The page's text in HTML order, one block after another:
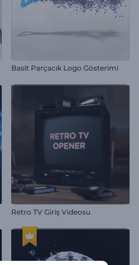
Basit Parçacık Logo Gösterimi
Retro TV Giriş Videosu